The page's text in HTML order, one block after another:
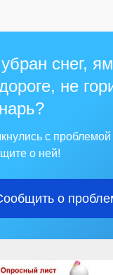
снег,
не
с
о ней!
о